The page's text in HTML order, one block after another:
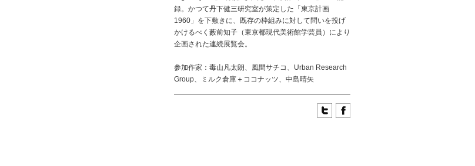
録。かつて丹下健三研究室が策定した「東京計画
1960」を下敷きに、既存の枠組みに対して問いを投げ
かけるべく藪前知子（東京都現代美術館学芸員）により
企画された連続展覧会。
参加作家：毒山凡太朗、風間サチコ、Urban Research
Group、ミルク倉庫＋ココナッツ、中島晴矢